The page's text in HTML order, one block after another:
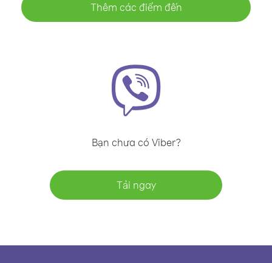
Thêm các điểm đến
Bạn chưa có Viber?
Tải ngay